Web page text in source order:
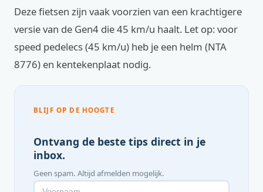
Deze fietsen zijn vaak voorzien van een krachtigere
versie van de Gen4 die 45 km/u haalt. Let op: voor
speed pedelecs (45 km/u) heb je een helm (NTA
8776) en kentekenplaat nodig.
BLIJF OP DE HOOGTE
Ontvang de beste tips direct in je
inbox.
Geen spam. Altijd afmelden mogelijk.